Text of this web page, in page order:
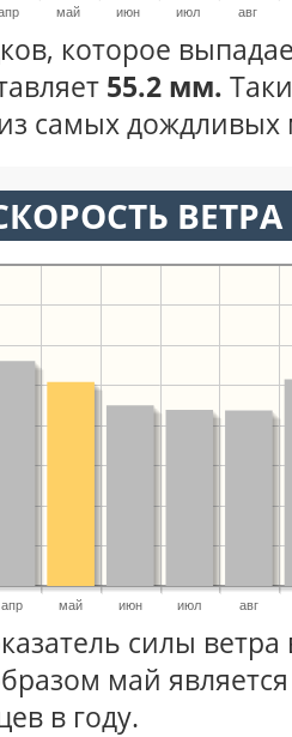
май июн июл авг
которое
55.2 мм.
самых дождливых
апр май июн июл авг
силы ветра
май
в году.